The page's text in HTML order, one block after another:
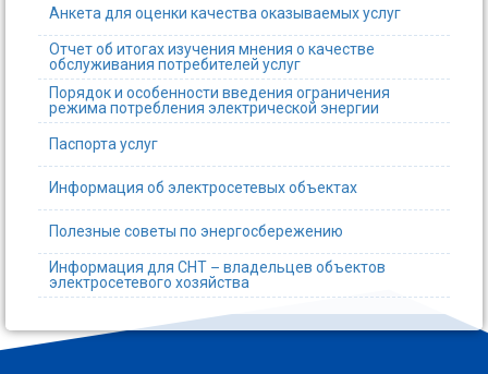
Анкета для оценки качества оказываемых услуг
Отчет об итогах изучения мнения о качестве
обслуживания потребителей услуг
Порядок и особенности введения ограничения
режима потребления электрической энергии
Паспорта услуг
Информация об электросетевых объектах
Полезные советы по энергосбережению
Информация для СНТ – владельцев объектов
электросетевого хозяйства